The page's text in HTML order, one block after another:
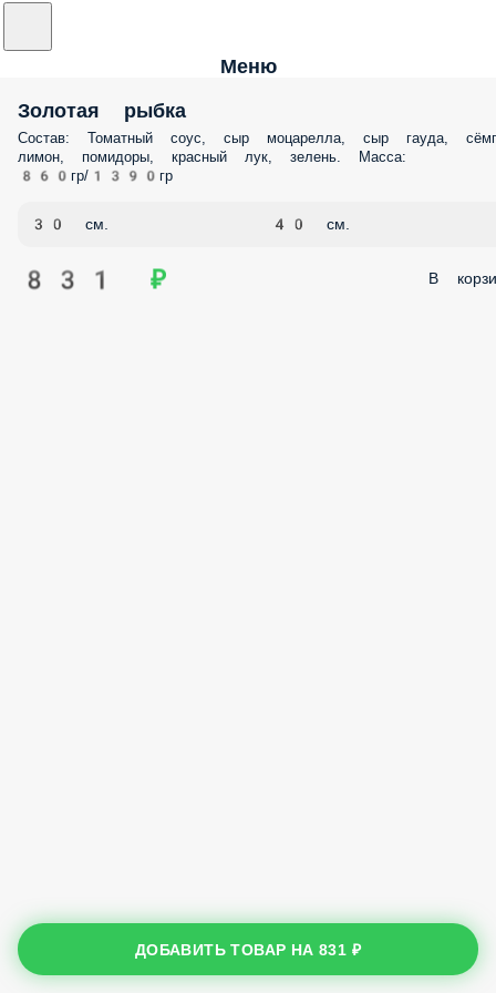
Меню
Золотая рыбка
Состав: Томатный соус, сыр моцарелла, сыр гауда,
лимон, помидоры, красный лук, зелень. Масса:
860гр/1390гр
30 см. 40 см.
831 ₽ В
ДОБАВИТЬ ТОВАР НА831 ₽